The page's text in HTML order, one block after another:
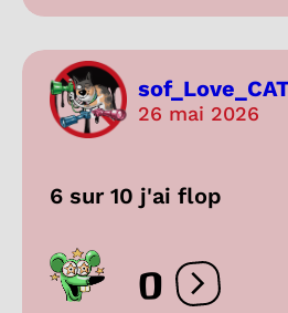
26 mai 2026
6 sur 10 j'ai flop
0 Ouvrir les